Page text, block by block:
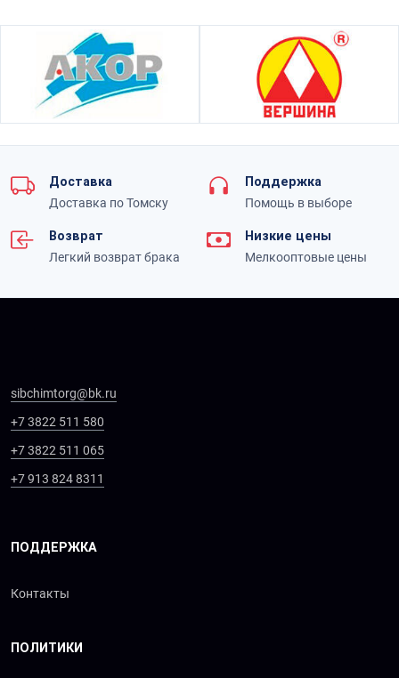
Доставка
Доставка по Томску
Поддержка
Помощь в выборе
Возврат
Легкий возврат брака
Низкие цены
Мелкооптовые цены
sibchimtorg@bk.ru
+7 3822 511 580
+7 3822 511 065
+7 913 824 8311
ПОДДЕРЖКА
Контакты
ПОЛИТИКИ